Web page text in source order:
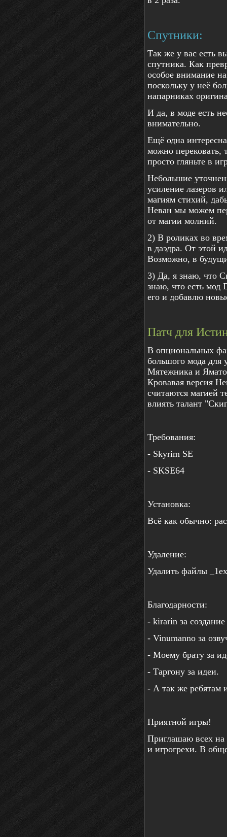
Спутники:
Так же у вас есть
спутника. Как
особое внимание
поскольку у неё
напарниках
И да, в моде есть
внимательно.
Ещё одна
можно перековать,
просто гляньте в
Небольшие
усиление лазеров
магиям стихий,
Неван мы можем
от магии молний.
2) В роликах во
в даэдра. От этой
Возможно, в
3) Да, я знаю, что
знаю, что есть мод
его и добавлю
Патч для
В опциональных
большого мода для
Мятежника и
Кровавая версия
считаются магией
влиять талант
Требования:
- Skyrim SE
- SKSE64
Установка:
Всё как обычно:
Удаление:
Удалить файлы
Благодарности:
- kirarin за
- Vinumanno за
- Моему брату за
- Таргону за идеи.
- А так же ребятам
Приятной игры!
Приглашаю всех
и игрогрехи. В